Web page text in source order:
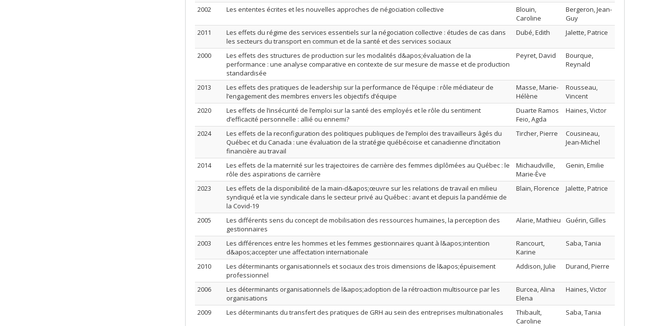
2002 Les ententes écrites et les nouvelles approches de négociation collective
Blouin,
Caroline
Bergeron, Jean-
Guy
2011
Les effets du régime des services essentiels sur la négociation collective : études de cas dans
les secteurs du transport en commun et de la santé et des services sociaux
Dubé, Edith Jalette, Patrice
2000
Les effets des structures de production sur les modalités d&apos;évaluation de la
performance : une analyse comparative en contexte de sur mesure de masse et de production
standardisée
Peyret, David
Bourque,
Reynald
2013
Les effets des pratiques de leadership sur la performance de l’équipe : rôle médiateur de
l’engagement des membres envers les objectifs d’équipe
Masse, Marie-
Hélène
Rousseau,
Vincent
2020
Les effets de l’insécurité de l’emploi sur la santé des employés et le rôle du sentiment
d’efficacité personnelle : allié ou ennemi?
Duarte Ramos
Feio, Agda
Haines, Victor
2024
Les effets de la reconfiguration des politiques publiques de l’emploi des travailleurs âgés du
Québec et du Canada : une évaluation de la stratégie québécoise et canadienne d’incitation
financière au travail
Tircher, Pierre
Cousineau,
Jean-Michel
2014
Les effets de la maternité sur les trajectoires de carrière des femmes diplômées au Québec : le
rôle des aspirations de carrière
Michaudville,
Marie-Ève
Genin, Emilie
2023
Les effets de la disponibilité de la main-d&apos;œuvre sur les relations de travail en milieu
syndiqué et la vie syndicale dans le secteur privé au Québec : avant et depuis la pandémie de
la Covid-19
Blain, Florence Jalette, Patrice
2005
Les différents sens du concept de mobilisation des ressources humaines, la perception des
gestionnaires
Alarie, Mathieu Guérin, Gilles
2003
Les différences entre les hommes et les femmes gestionnaires quant à l&apos;intention
d&apos;accepter une affectation internationale
Rancourt,
Karine
Saba, Tania
2010
Les déterminants organisationnels et sociaux des trois dimensions de l&apos;épuisement
professionnel
Addison, Julie Durand, Pierre
2006
Les déterminants organisationnels de l&apos;adoption de la rétroaction multisource par les
organisations
Burcea, Alina
Elena
Haines, Victor
2009 Les déterminants du transfert des pratiques de GRH au sein des entreprises multinationales
Thibault,
Caroline
Saba, Tania